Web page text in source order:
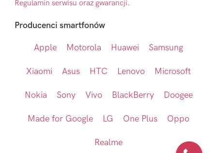
Regulamin serwisu oraz gwarancji.
Producenci smartfonów
Apple Motorola Huawei Samsung
Xiaomi Asus HTC Lenovo Microsoft
Nokia Sony Vivo BlackBerry Doogee
Made for Google LG One Plus Oppo
Realme